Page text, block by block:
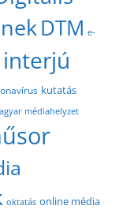
DTM e-
interjú
kutatás
médiahelyzet
oktatás online média